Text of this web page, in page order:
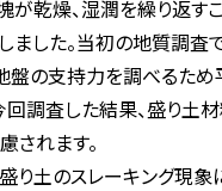
乾燥、湿潤を繰り返
した。当初の地質調査
盤の支持力を調べるた
調査した結果、盛り土
されます。
土のスレーキング現